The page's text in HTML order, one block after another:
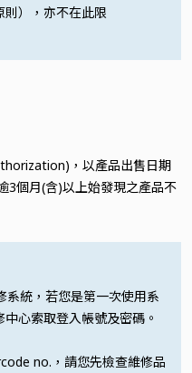
則），亦不在此限
，以產品出售日期
3個月(含)以上始發現之產品不
系統，若您是第一次使用系
心索取登入帳號及密碼。
no.，請您先檢查維修品